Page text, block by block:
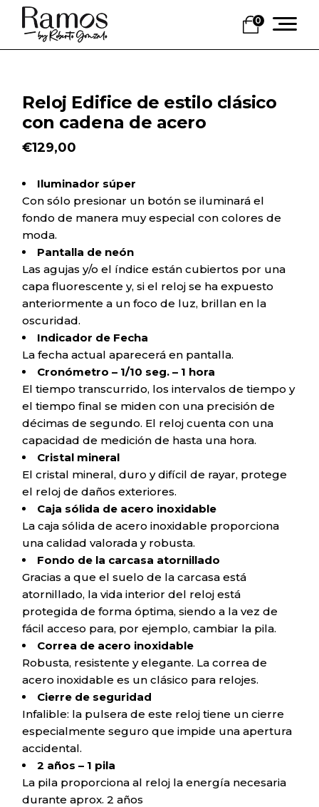
Skip
content
0
Reloj Edifice de estilo clásico
con cadena de acero
€129,00
Iluminador súper
Con sólo presionar un botón se iluminará el
fondo de manera muy especial con colores de
moda.
Pantalla de neón
Las agujas y/o el índice están cubiertos por una
capa fluorescente y, si el reloj se ha expuesto
anteriormente a un foco de luz, brillan en la
oscuridad.
Indicador de Fecha
La fecha actual aparecerá en pantalla.
Cronómetro – 1/10 seg. – 1 hora
El tiempo transcurrido, los intervalos de tiempo y
el tiempo final se miden con una precisión de
décimas de segundo. El reloj cuenta con una
capacidad de medición de hasta una hora.
Cristal mineral
El cristal mineral, duro y difícil de rayar, protege
el reloj de daños exteriores.
Caja sólida de acero inoxidable
La caja sólida de acero inoxidable proporciona
una calidad valorada y robusta.
Fondo de la carcasa atornillado
Gracias a que el suelo de la carcasa está
atornillado, la vida interior del reloj está
protegida de forma óptima, siendo a la vez de
fácil acceso para, por ejemplo, cambiar la pila.
Correa de acero inoxidable
Robusta, resistente y elegante. La correa de
acero inoxidable es un clásico para relojes.
Cierre de seguridad
Infalible: la pulsera de este reloj tiene un cierre
especialmente seguro que impide una apertura
accidental.
2 años – 1 pila
La pila proporciona al reloj la energía necesaria
durante aprox. 2 años